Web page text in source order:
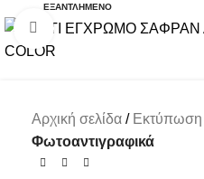
ΕΞΑΝΤΛΗΜΈΝΟ
Click to enlarge
Αρχική σελίδα Εκτύπωση
Φωτοαντιγραφικά